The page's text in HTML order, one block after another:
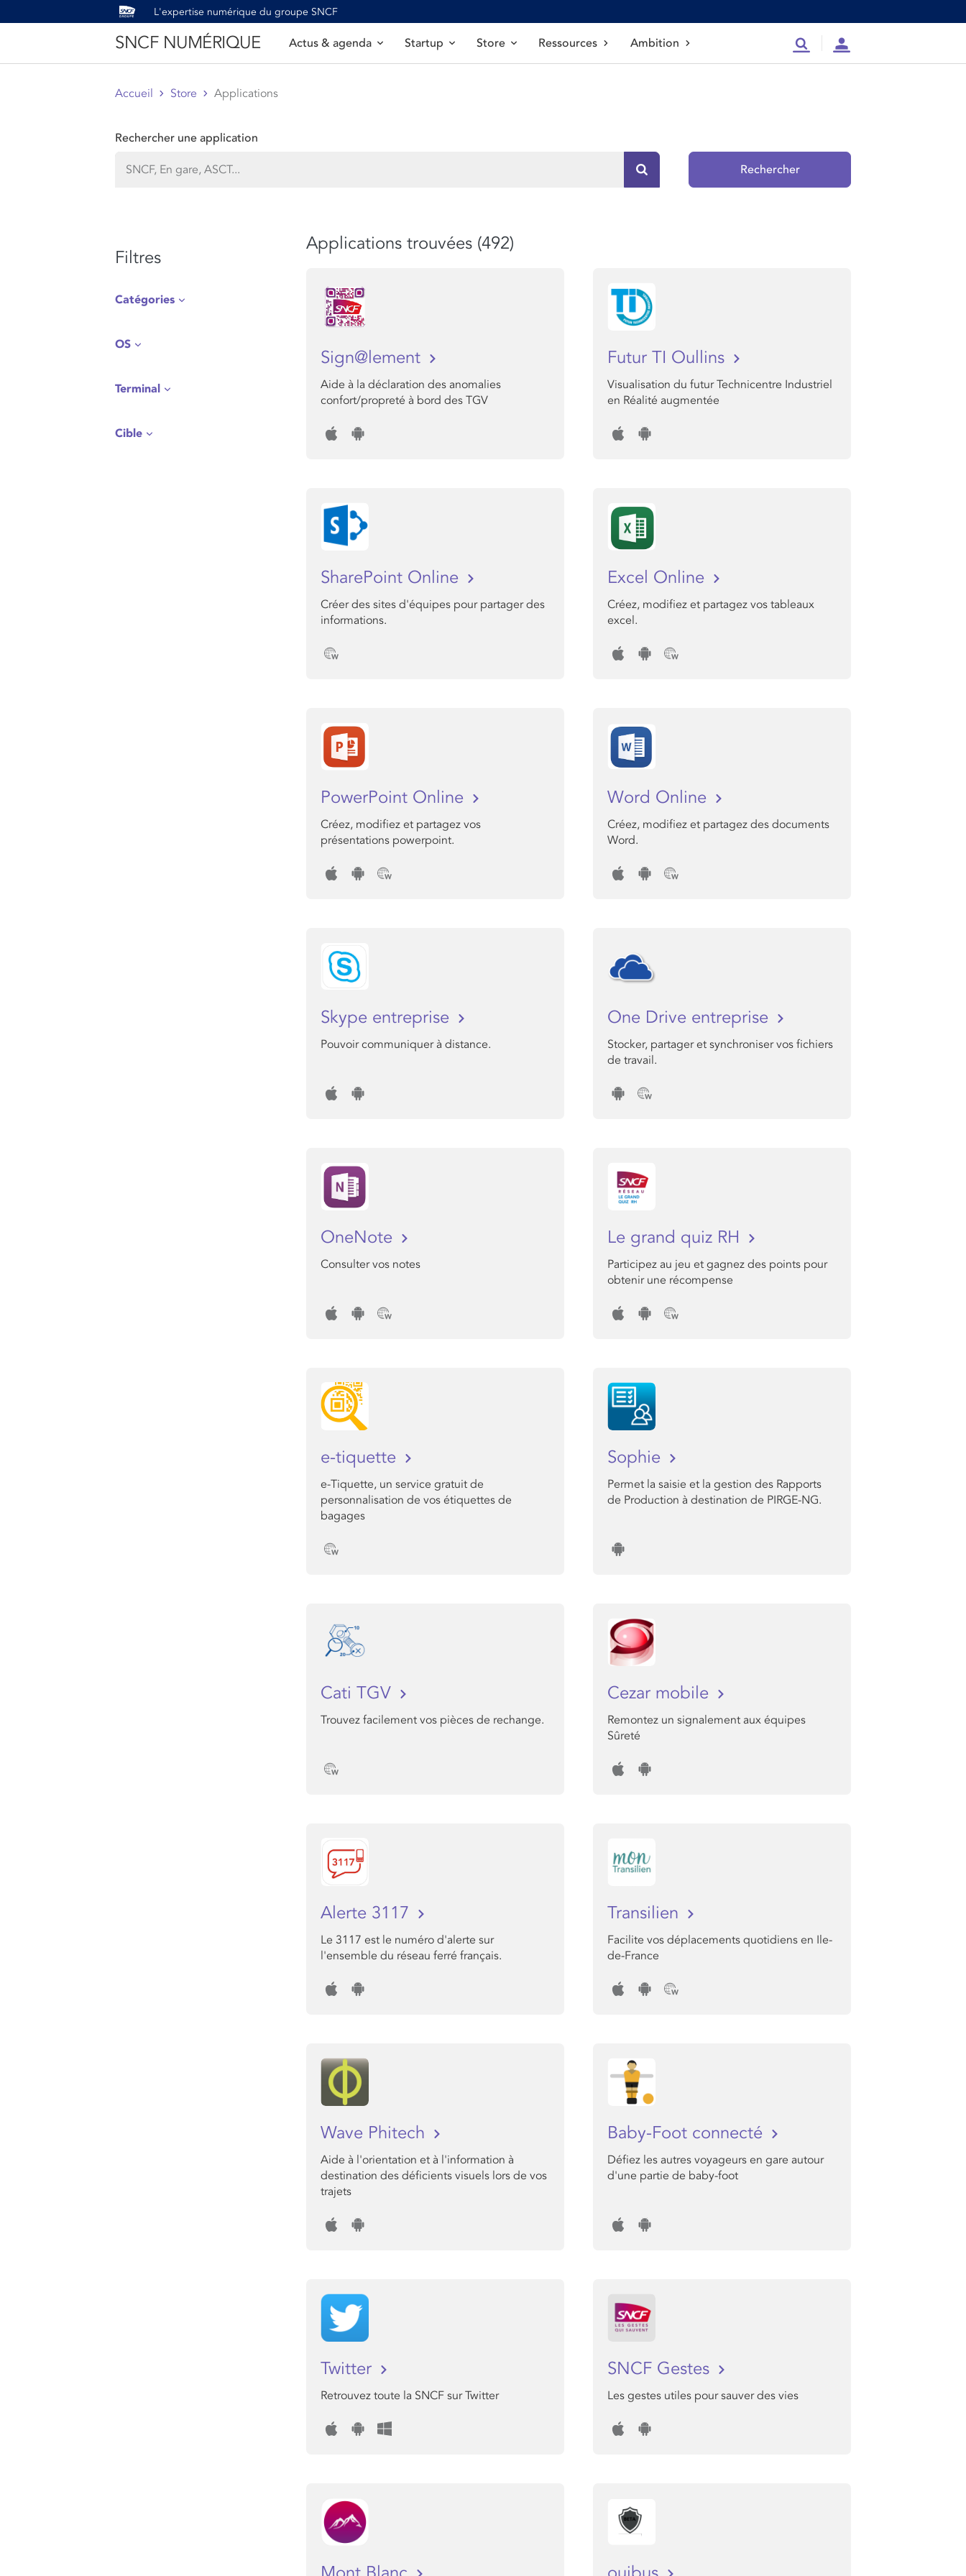
L'expertise numérique du groupe SNCF
SNCF NUMÉRIQUE Actus & agenda Startup Store Ressources Ambition RechercheCompte
Accueil Store Applications
Rechercher une application
Rechercher sur le site
Rechercher
Filtres
Catégories
OS
Terminal
Cible
Applications trouvées (492)
Sign@lement
Aide à la déclaration des anomalies
confort/propreté à bord des TGV
Futur TI Oullins
Visualisation du futur Technicentre Industriel
en Réalité augmentée
SharePoint Online
Créer des sites d'équipes pour partager des
informations.
Excel Online
Créez, modifiez et partagez vos tableaux
excel.
PowerPoint Online
Créez, modifiez et partagez vos
présentations powerpoint.
Word Online
Créez, modifiez et partagez des documents
Word.
Skype entreprise
Pouvoir communiquer à distance.
One Drive entreprise
Stocker, partager et synchroniser vos fichiers
de travail.
OneNote
Consulter vos notes
Le grand quiz RH
Participez au jeu et gagnez des points pour
obtenir une récompense
e-tiquette
e-Tiquette, un service gratuit de
personnalisation de vos étiquettes de
bagages
Sophie
Permet la saisie et la gestion des Rapports
de Production à destination de PIRGE-NG.
Cati TGV
Trouvez facilement vos pièces de rechange.
Cezar mobile
Remontez un signalement aux équipes
Sûreté
Alerte 3117
Le 3117 est le numéro d'alerte sur
l'ensemble du réseau ferré français.
Transilien
Facilite vos déplacements quotidiens en Ile-
de-France
Wave Phitech
Aide à l'orientation et à l'information à
destination des déficients visuels lors de vos
trajets
Baby-Foot connecté
Défiez les autres voyageurs en gare autour
d'une partie de baby-foot
Twitter
Retrouvez toute la SNCF sur Twitter
SNCF Gestes
Les gestes utiles pour sauver des vies